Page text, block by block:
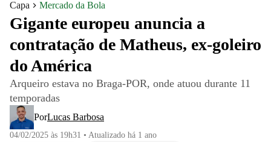
Capa Mercado da Bola
Gigante europeu anuncia a
contratação de Matheus, ex-goleiro
do América
Arqueiro estava no Braga-POR, onde atuou durante 11
temporadas
PorLucas Barbosa
04/02/2025 às 19h31 • Atualizado há 1 ano